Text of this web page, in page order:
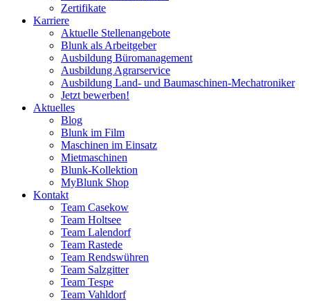
Zertifikate
Karriere
Aktuelle Stellenangebote
Blunk als Arbeitgeber
Ausbildung Büromanagement
Ausbildung Agrarservice
Ausbildung Land- und Baumaschinen-Mechatroniker
Jetzt bewerben!
Aktuelles
Blog
Blunk im Film
Maschinen im Einsatz
Mietmaschinen
Blunk-Kollektion
MyBlunk Shop
Kontakt
Team Casekow
Team Holtsee
Team Lalendorf
Team Rastede
Team Rendswühren
Team Salzgitter
Team Tespe
Team Vahldorf